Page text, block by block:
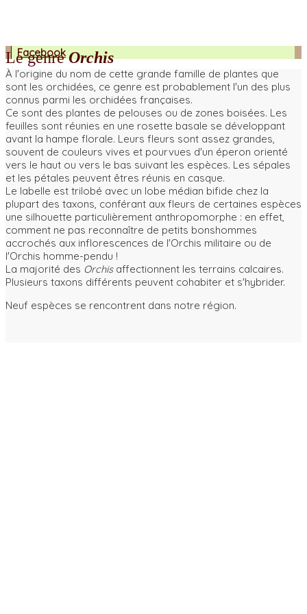
Facebook
Le genreOrchis
À l'origine du nom de cette grande famille de plantes que
sont les orchidées, ce genre est probablement l'un des plus
connus parmi les orchidées françaises.
Ce sont des plantes de pelouses ou de zones boisées. Les
feuilles sont réunies en une rosette basale se développant
avant la hampe florale. Leurs fleurs sont assez grandes,
souvent de couleurs vives et pourvues d'un éperon orienté
vers le haut ou vers le bas suivant les espèces. Les sépales
et les pétales peuvent êtres réunis en casque.
Le labelle est trilobé avec un lobe médian bifide chez la
plupart des taxons, conférant aux fleurs de certaines espèces
une silhouette particulièrement anthropomorphe : en effet,
comment ne pas reconnaître de petits bonshommes
accrochés aux inflorescences de l'Orchis militaire ou de
l'Orchis homme-pendu !
La majorité des Orchisaffectionnent les terrains calcaires.
Plusieurs taxons différents peuvent cohabiter et s'hybrider.
Neuf espèces se rencontrent dans notre région.